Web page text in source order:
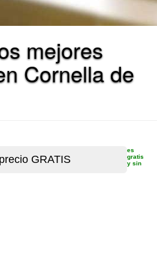
mejores
Cornella de
es
gratis
y sin